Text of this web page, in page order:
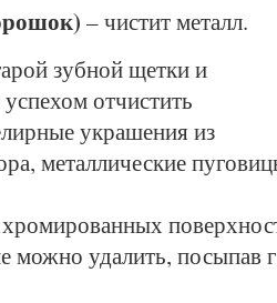
– чистит металл.
зубной щетки и
отчистить
украшения из
металлические
можно удалить, посыпав